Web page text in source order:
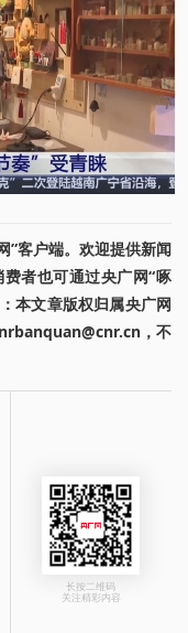
”客户端。欢迎提供新闻
者也可通过央广网“啄
本文章版权归属央广网
，不
长按二维码
关注精彩内容